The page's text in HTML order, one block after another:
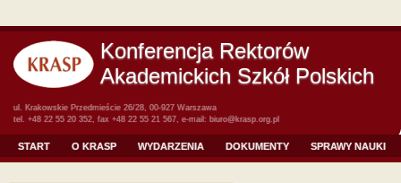
Konferencja Rektorów
Akademickich Szkół Polskich
ul. Krakowskie Przedmieście 26/28, 00-927 Warszawa
tel. +48 22 55 20 352, fax +48 22 55 21 567, e-mail: biuro@krasp.org.pl
START O KRASP WYDARZENIA DOKUMENTY SPRAWY NAUKI